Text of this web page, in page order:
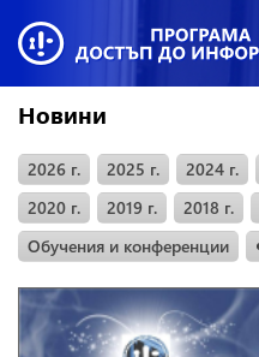
Новини
2026 г. 2025 г. 2024 г.
2020 г.
2019 г. 2018 г.
Обучения и конференции